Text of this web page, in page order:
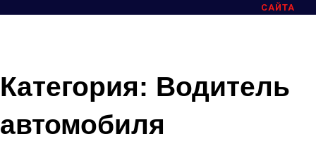
САЙТА
Категория: Водитель
автомобиля